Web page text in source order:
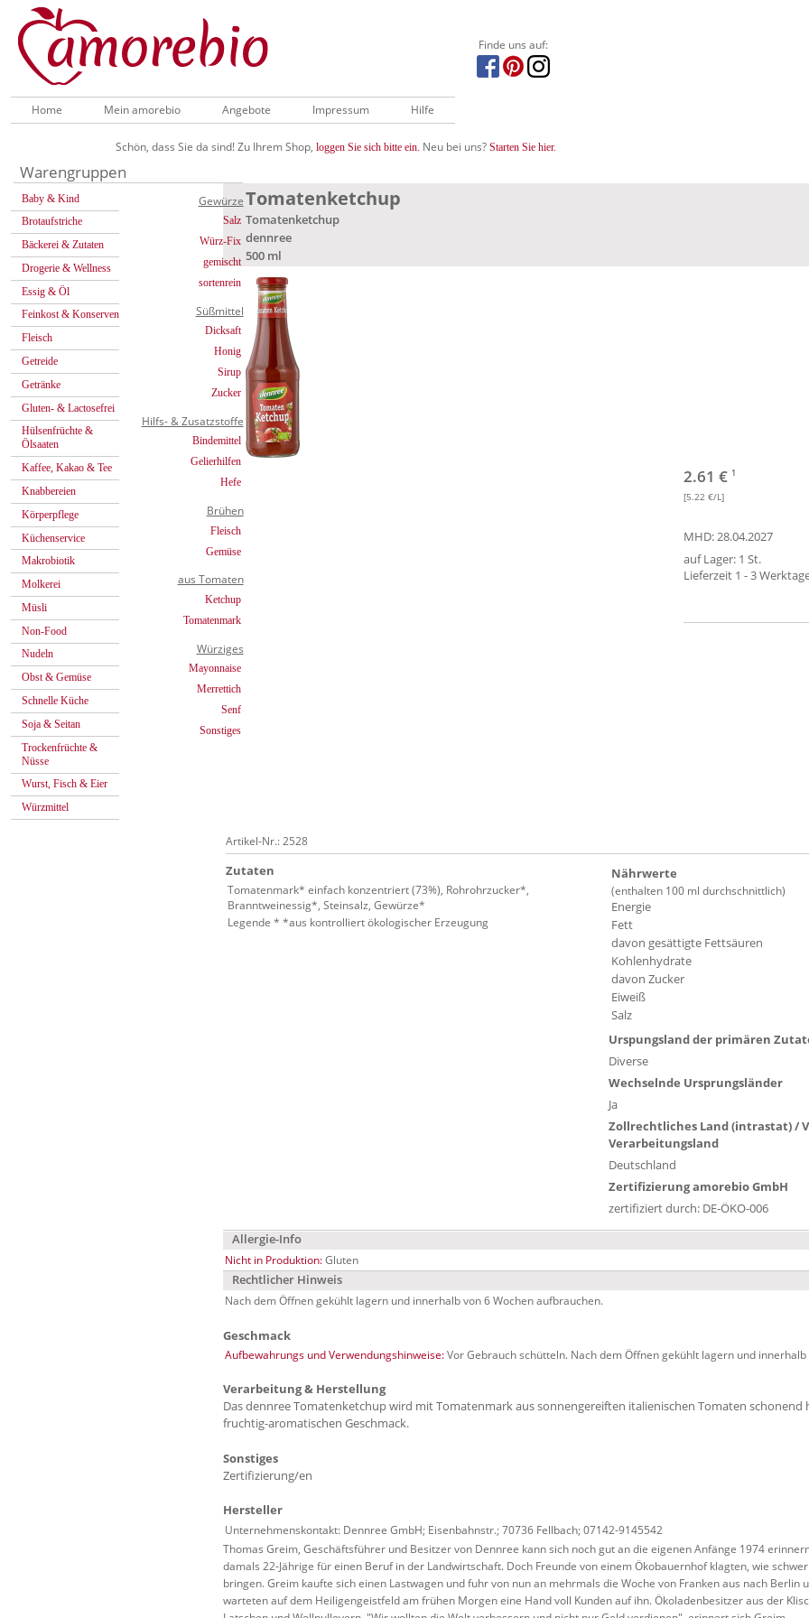
Finde uns auf:
Home Mein amorebio Angebote Impressum Hilfe
Schön, dass Sie da sind! Zu Ihrem Shop, loggen Sie sich bitte ein. Neu bei uns? Starten Sie hier.
Warengruppen
Baby & Kind
Brotaufstriche
Bäckerei & Zutaten
Drogerie & Wellness
Essig & Öl
Feinkost & Konserven
Fleisch
Getreide
Getränke
Gluten- & Lactosefrei
Hülsenfrüchte &
Ölsaaten
Kaffee, Kakao & Tee
Knabbereien
Körperpflege
Küchenservice
Makrobiotik
Molkerei
Müsli
Non-Food
Nudeln
Obst & Gemüse
Schnelle Küche
Soja & Seitan
Trockenfrüchte &
Nüsse
Wurst, Fisch & Eier
Würzmittel
Gewürze
Salz
Würz-Fix
gemischt
sortenrein
Süßmittel
Dicksaft
Honig
Sirup
Zucker
Hilfs- & Zusatzstoffe
Bindemittel
Gelierhilfen
Hefe
Brühen
Fleisch
Gemüse
aus Tomaten
Ketchup
Tomatenmark
Würziges
Mayonnaise
Merrettich
Senf
Sonstiges
Tomatenketchup
Tomatenketchup
dennree
500 ml
2.61 € 1
[5.22 €/L]
MHD: 28.04.2027
auf Lager: 1 St.
Lieferzeit 1 - 3
Artikel-Nr.: 2528
Zutaten
Tomatenmark* einfach konzentriert (73%), Rohrohrzucker*,
Branntweinessig*, Steinsalz, Gewürze*
Legende * *aus kontrolliert ökologischer Erzeugung
Nährwerte
(enthalten 100 ml durchschnittlich)
Energie
Fett
davon gesättigte Fettsäuren
Kohlenhydrate
davon Zucker
Eiweiß
Salz
Urspungsland der primären
Diverse
Wechselnde Ursprungsländer
Ja
Zollrechtliches Land (intrastat) /
Verarbeitungsland
Deutschland
Zertifizierung amorebio GmbH
zertifiziert durch: DE-ÖKO-006
Allergie-Info
Nicht in Produktion:Gluten
Rechtlicher Hinweis
Nach dem Öffnen gekühlt lagern und innerhalb von 6 Wochen aufbrauchen.
Geschmack
Aufbewahrungs und Verwendungshinweise:Vor Gebrauch schütteln. Nach dem Öffnen gekühlt lagern und
Verarbeitung & Herstellung
Das dennree Tomatenketchup wird mit Tomatenmark aus sonnengereiften italienischen Tomaten schonend
fruchtig-aromatischen Geschmack.
Sonstiges
Zertifizierung/en
Hersteller
Unternehmenskontakt: Dennree GmbH; Eisenbahnstr.; 70736 Fellbach; 07142-9145542
Thomas Greim, Geschäftsführer und Besitzer von Dennree kann sich noch gut an die eigenen Anfänge 1974
damals 22-Jährige für einen Beruf in der Landwirtschaft. Doch Freunde von einem Ökobauernhof klagten, wie
bringen. Greim kaufte sich einen Lastwagen und fuhr von nun an mehrmals die Woche von Franken aus nach Berlin
warteten auf dem Heiligengeistfeld am frühen Morgen eine Hand voll Kunden auf ihn. Ökoladenbesitzer aus der